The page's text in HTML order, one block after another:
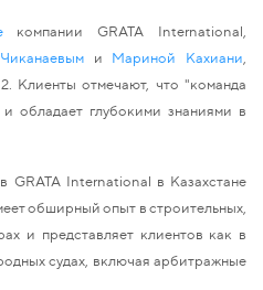
компании GRATA International,
и Мариной Кахиани
Клиенты отмечают, что "команда
обладает глубокими знаниями в
в GRATA International в Казахстане
обширный опыт в строительных,
и представляет клиентов как в
судах, включая арбитражные